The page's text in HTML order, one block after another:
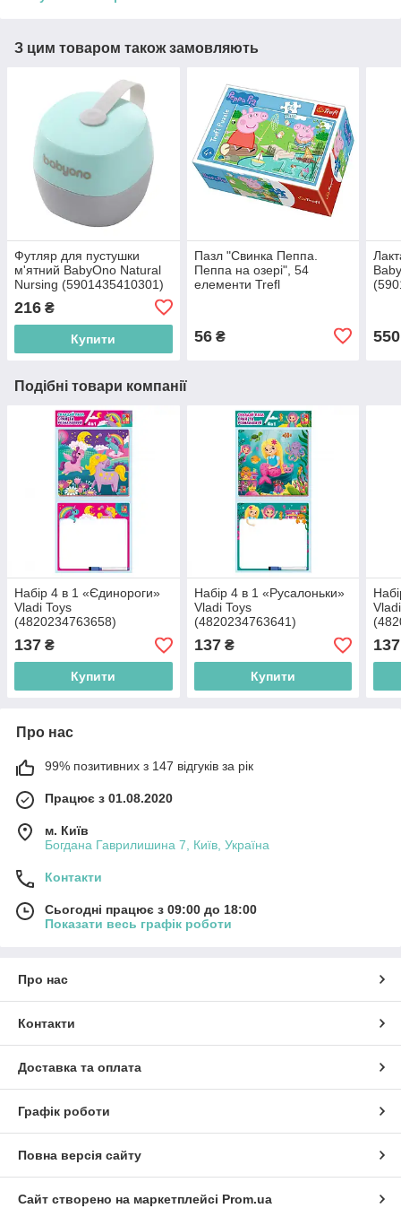
З цим товаром також замовляють
Футляр для пустушки
м'ятний BabyOno Natural
Nursing (5901435410301)
216 ₴
Купити
Пазл "Свинка Пеппа.
Пеппа на озері", 54
елементи Trefl
56₴ 550
Подібні товари компанії
Набір 4 в 1 «Єдинороги»
Vladi Toys
(4820234763658)
137 ₴
Купити
Набір 4 в 1 «Русалоньки»
Vladi Toys
(4820234763641)
137₴
Купити
137
Про нас
99% позитивних з 147 відгуків за рік
Працює з 01.08.2020
м. Київ
Богдана Гаврилишина 7, Київ, Україна
Контакти
Сьогодні працює з 09:00 до 18:00
Показати весь графік роботи
Про нас
Контакти
Доставка та оплата
Графік роботи
Повна версія сайту
Сайт створено на маркетплейсі Prom.ua